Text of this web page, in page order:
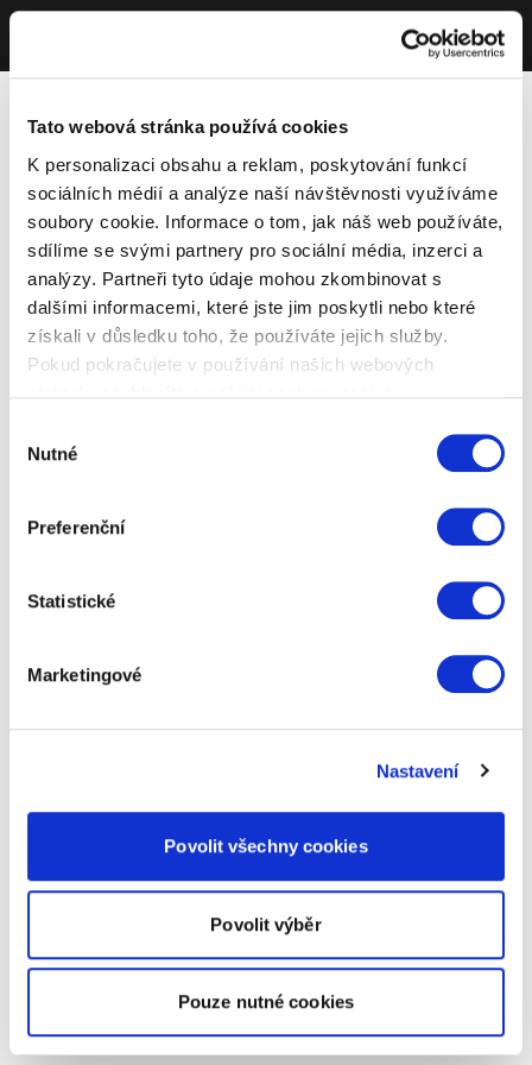
Tato webová stránka používá cookies
K personalizaci obsahu a reklam, poskytování funkcí
sociálních médií a analýze naší návštěvnosti využíváme
soubory cookie. Informace o tom, jak náš web používáte,
sdílíme se svými partnery pro sociální média, inzerci a
analýzy. Partneři tyto údaje mohou zkombinovat s
dalšími informacemi, které jste jim poskytli nebo které
získali v důsledku toho, že používáte jejich služby.
Pokud pokračujete v používání našich webových
souhlasu
Nutné
Preferenční
Statistické
Marketingové
Nastavení
Povolit všechny cookies
Povolit výběr
Pouze nutné cookies